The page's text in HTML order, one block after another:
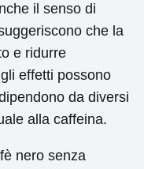
il senso di
che la
e ridurre
effetti possono
da diversi
alla caffeina.
nero senza